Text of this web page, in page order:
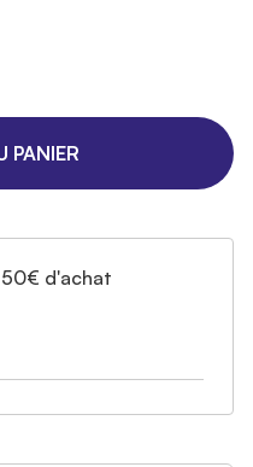
PANIER
d'achat